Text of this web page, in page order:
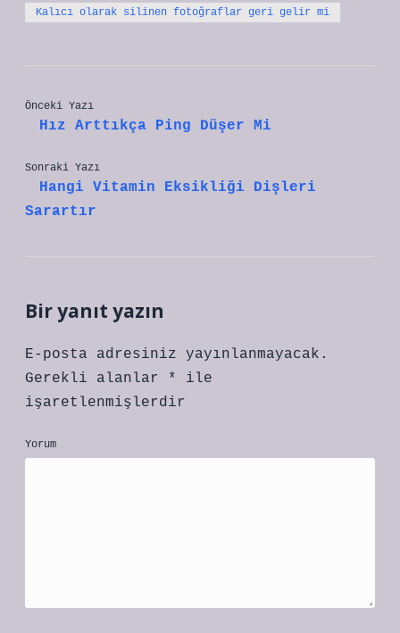
Kalıcı olarak silinen fotoğraflar geri gelir mi
Önceki Yazı
Hız Arttıkça Ping Düşer Mi
Sonraki Yazı
Hangi Vitamin Eksikliği Dişleri
Sarartır
Bir yanıt yazın
E-posta adresiniz yayınlanmayacak.
Gerekli alanlar
*
ile
işaretlenmişlerdir
Yorum